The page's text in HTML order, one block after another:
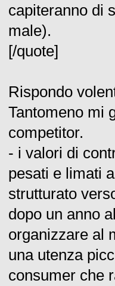
capiteranno di
male).
[/quote]
Rispondo
Tantomeno mi
competitor.
- i valori di
pesati e limati
strutturato
dopo un anno
organizzare al
una utenza
consumer che